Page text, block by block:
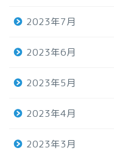
2023年7月
2023年6月
2023年5月
2023年4月
2023年3月